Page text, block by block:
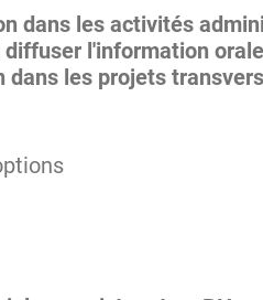
dans les activités
l'information
dans les projets